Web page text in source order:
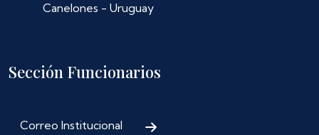
Canelones - Uruguay
Sección Funcionarios
Correo Institucional